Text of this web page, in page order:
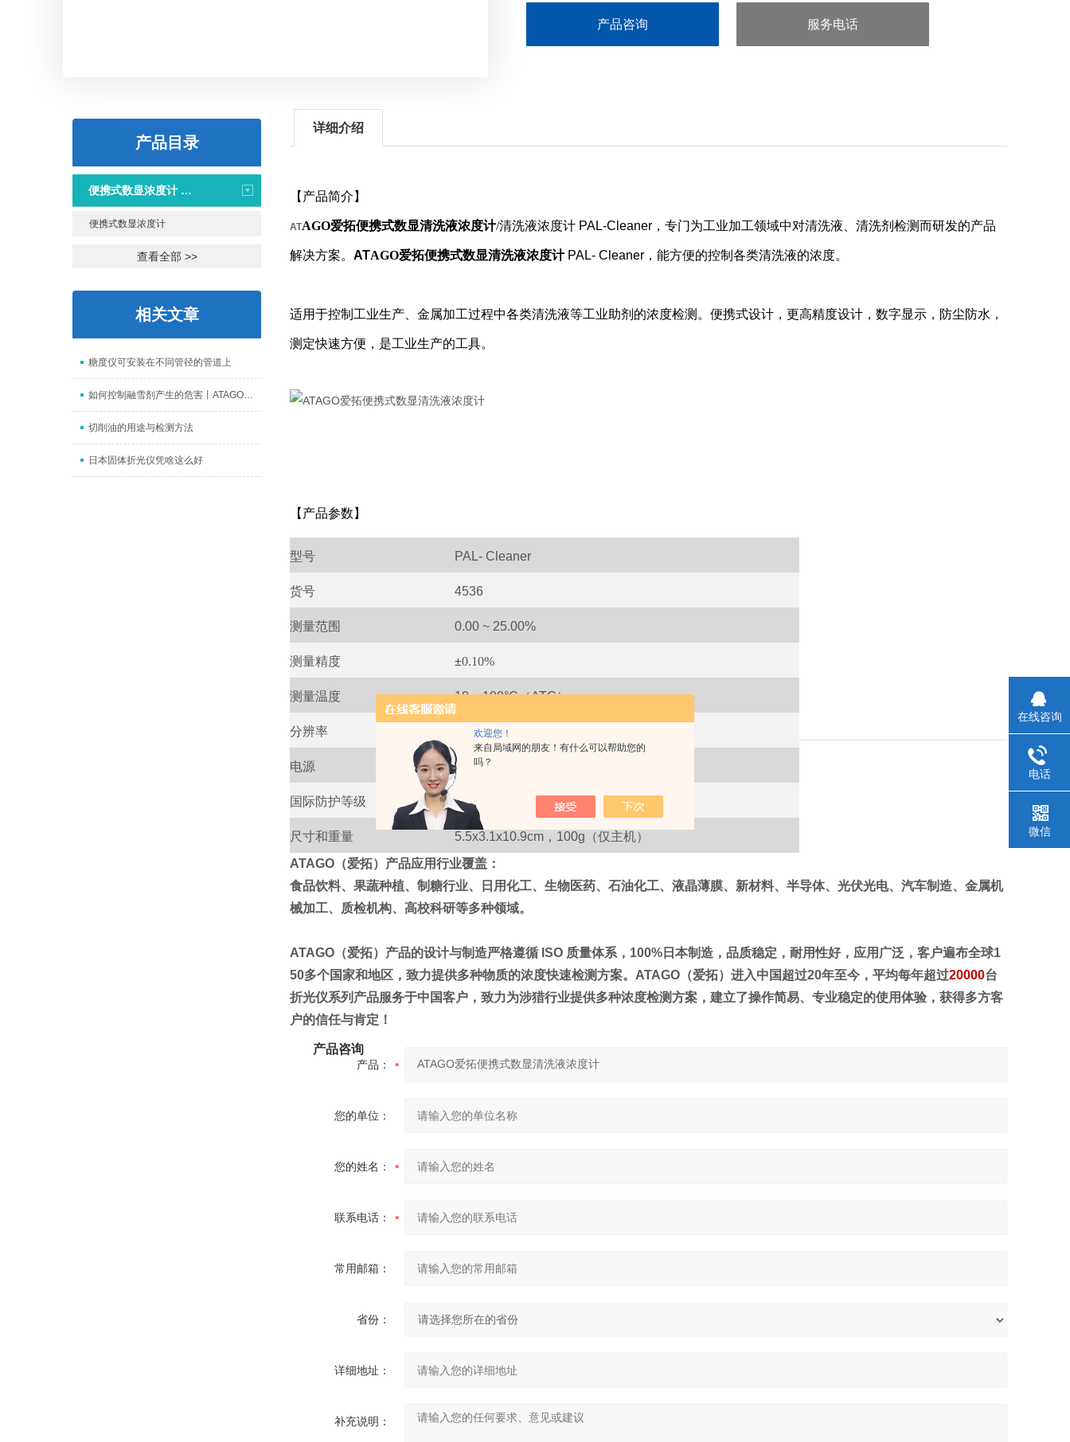
欢迎您！
来自局域网的朋友！有什么可以帮助您的
吗？
产品咨询 服务电话
产品目录
便携式数显浓度计 PAL系列
便携式数显浓度计
查看全部 >>
相关文章
糖度仪可安装在不同管径的管道上
如何控制融雪剂产生的危害丨ATAGO（爱拓）数显氯化钠Nacl浓度计
切削油的用途与检测方法
日本固体折光仪凭啥这么好
详细介绍
【产品简介】
ATAGO爱拓便携式数显清洗液浓度计/清洗液浓度计 PAL-Cleaner， 专门为工业加工领域中对清洗液、清洗剂检测而研发的产品
解决方案。 ATAGO爱拓便携式数显清洗液浓度计 PAL- Cleaner， 能方便的控制各类清洗液的浓度。
适用于控制工业生产、金属加工过程中各类清洗液等工业助剂的浓度检测。便携式设计，更高精度设计，数字显示，防尘防水，
测定快速方便，是工业生产的工具。
【产品参数】
型号 PAL- Cleaner
货号 4536
测量范围 0.00 ~25.00%
测量精度 ±0.10%
测量温度 10~100°C（ATC）
分辨率 0.01%
电源 AAA 电池
国际防护等级 lP65
尺寸和重量 5.5x3.1x10.9cm，100g （仅主机）
ATAGO（爱拓）产品应用行业覆盖：
食品饮料、果蔬种植、制糖行业、日用化工、生物医药、石油化工、液晶薄膜、新材料、半导体、光伏光电、汽车制造、金属机
械加工、质检机构、高校科研等多种领域。
ATAGO（爱拓）产品的设计与制造严格遵循 ISO 质量体系，100%日本制造，品质稳定，耐用性好，应用广泛，客户遍布全球1
50多个国家和地区，致力提供多种物质的浓度快速检测方案。 ATAGO（爱拓）进入中国超过20年至今，平均每年超过20000台
折光仪系列产品服务于中国客户，致力为涉猎行业提供多种浓度检测方案，建立了操作简易、专业稳定的使用体验，获得多方客
户的信任与肯定！
产品咨询
产品：
您的单位：
您的姓名：
联系电话：
常用邮箱：
省份：
详细地址：
补充说明：
在线咨询
电话
微信